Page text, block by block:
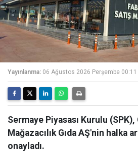
Yayınlanma: 06 Ağustos 2026 Perşembe 00:11
Sermaye Piyasası Kurulu
Mağazacılık Gıda AŞ'nin halka
onayladı.